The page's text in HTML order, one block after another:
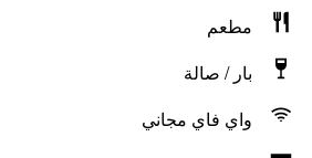
مطعم
بار / صالة
واي فاي مجاني